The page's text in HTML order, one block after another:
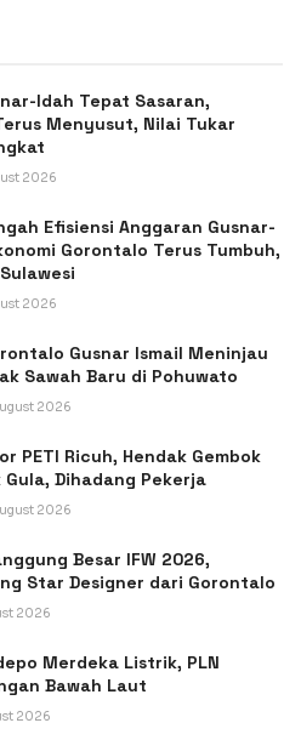
Idah Tepat Sasaran,
Menyusut, Nilai Tukar
2026
Efisiensi Anggaran Gusnar-
Gorontalo Terus Tumbuh,
2026
Gusnar Ismail Meninjau
Sawah Baru di Pohuwato
2026
PETI Ricuh, Hendak Gembok
Gula, Dihadang Pekerja
2026
Besar IFW 2026,
Star Designer dari Gorontalo
2026
Merdeka Listrik, PLN
Bawah Laut
2026